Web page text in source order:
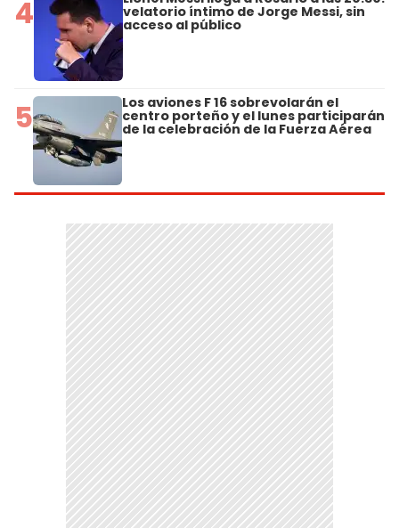
4 velatorio íntimo de Jorge Messi, sin
acceso al público
5 Los aviones F 16 sobrevolarán el
centro porteño y el lunes participarán
de la celebración de la Fuerza Aérea